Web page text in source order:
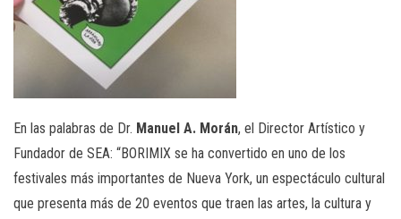
En las palabras de Dr. Manuel A. Morán, el Director Artístico y
Fundador de SEA: “BORIMIX se ha convertido en uno de los
festivales más importantes de Nueva York, un espectáculo cultural
que presenta más de 20 eventos que traen las artes, la cultura y